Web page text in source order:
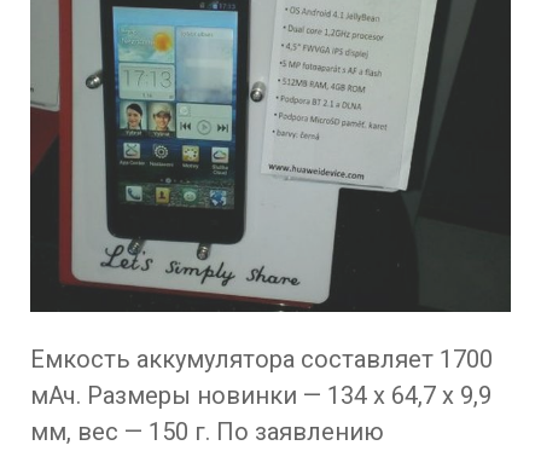
Емкость аккумулятора составляет 1700
мАч. Размеры новинки — 134 x 64,7 x 9,9
мм, вес — 150 г. По заявлению